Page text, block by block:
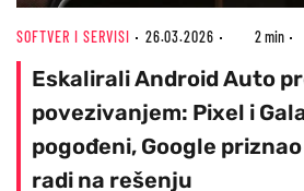
SOFTVER I SERVISI 26.03.2026 2 min
Eskalirali Android Auto
povezivanjem: Pixel i
pogođeni, Google
radi na rešenju